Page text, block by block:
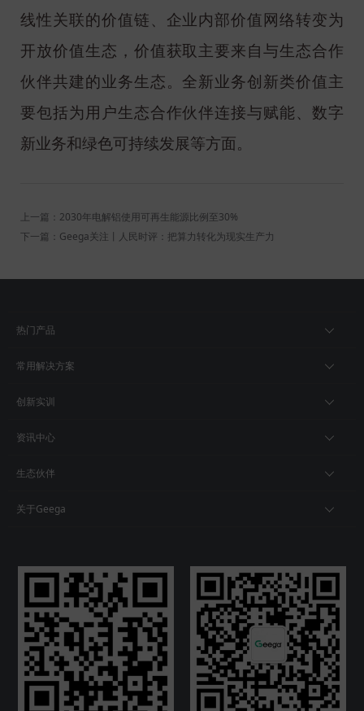
线性关联的价值链、企业内部价值网络转变为
开放价值生态，价值获取主要来自与生态合作
伙伴共建的业务生态。全新业务创新类价值主
要包括为用户生态合作伙伴连接与赋能、数字
新业务和绿色可持续发展等方面。
上一篇：2030年电解铝使用可再生能源比例至30%
下一篇：Geega关注丨人民时评：把算力转化为现实生产力
热门产品
常用解决方案
创新实训
资讯中心
生态伙伴
关于Geega